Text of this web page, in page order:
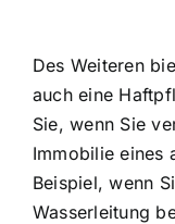
Des Weiteren
auch eine
Sie, wenn Sie
Immobilie eines
Beispiel, wenn
Wasserleitung